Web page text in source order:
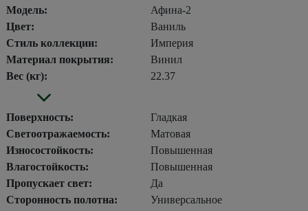
Модель:
Афина-2
Цвет:
Ваниль
Стиль коллекции:
Империя
Материал покрытия:
Винил
Вес (кг):
22.37
Поверхность:
Гладкая
Светоотражаемость:
Матовая
Износостойкость:
Повышенная
Влагостойкость:
Повышенная
Пропускает свет:
Да
Сторонность полотна:
Универсальное